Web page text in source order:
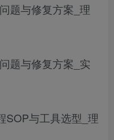
题与修复方案_理
题与修复方案_实
SOP与工具选型_理